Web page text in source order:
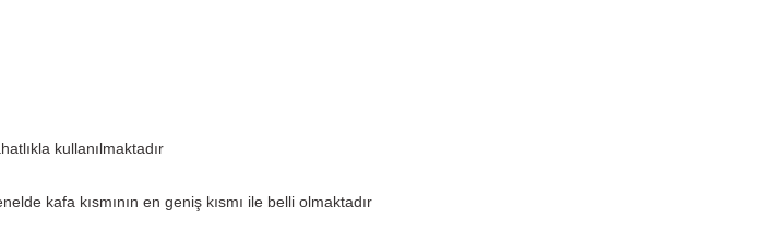
kullanılmaktadır
kafa kısmının en geniş kısmı ile belli olmaktadır